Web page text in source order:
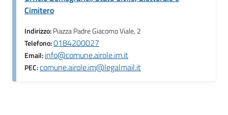
Cimitero
Indirizzo:Piazza Padre Giacomo Viale, 2
Telefono:0184200027
Email:info@comune.airole.im.it
PEC:comune.airole.im@legalmail.it